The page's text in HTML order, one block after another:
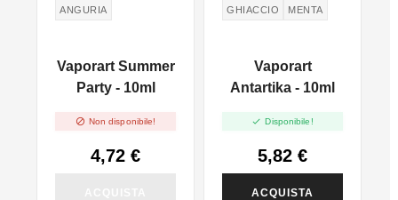
ANGURIA
Vaporart Summer
Party - 10ml
 Non disponibile!
4,72 €
GHIACCIO MENTA
Vaporart
Antartika - 10ml
 Disponibile!
5,82 €
ACQUISTA